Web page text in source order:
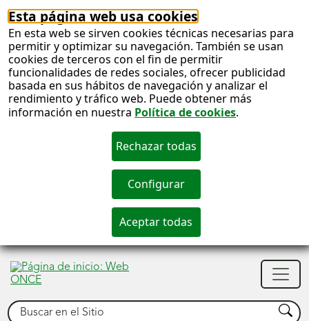
Esta página web usa cookies
En esta web se sirven cookies técnicas necesarias para
permitir y optimizar su navegación. También se usan
cookies de terceros con el fin de permitir
funcionalidades de redes sociales, ofrecer publicidad
basada en sus hábitos de navegación y analizar el
rendimiento y tráfico web. Puede obtener más
información en nuestra Política de cookies.
Buscar Buscar